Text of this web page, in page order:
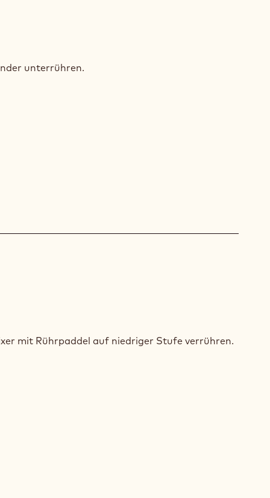
unterrühren.
mit Rührpaddel auf niedriger Stufe verrühren.